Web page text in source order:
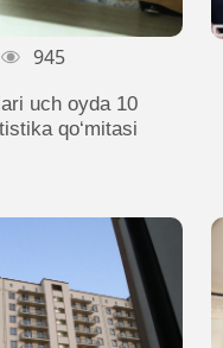
945
uch oyda 10
qo‘mitasi